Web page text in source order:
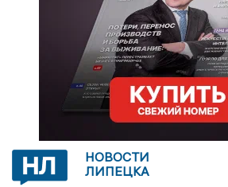
НОВОСТИ
ЛИПЕЦКА